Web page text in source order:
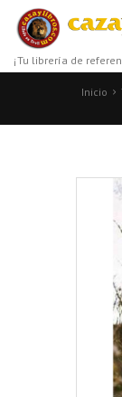
¡Tu librería de
Inicio